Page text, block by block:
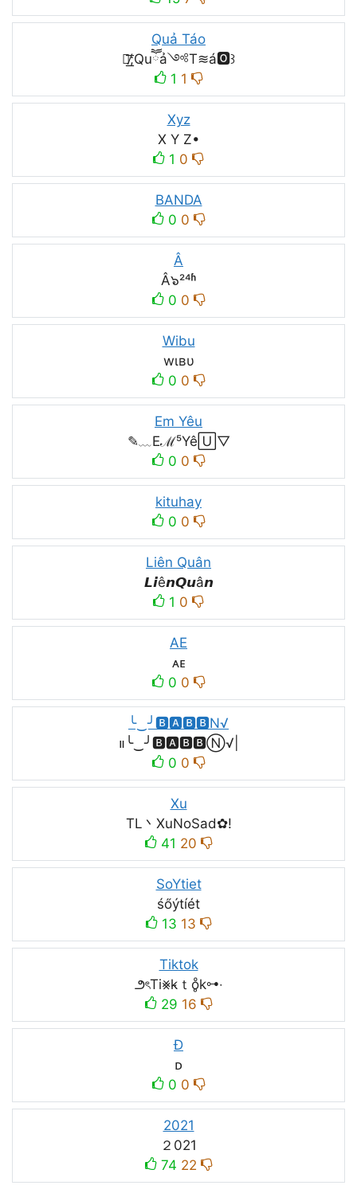
Quả Táo
ᩚ̸͟͞;Quཽả༺T≋á🅾꒱
1 1
Xyz
X Y Z•
1 0
BANDA
0 0
Â
Â๖²⁴ʱ
0 0
Wibu
wιвυ
0 0
Em Yêu
✎﹏Eℳ⁵Yê🅄▽
0 0
kituhay
0 0
Liên Quân
𝙇𝙞ê𝙣𝙌𝙪â𝙣
1 0
AE
ᴀᴇ
0 0
╰‿╯🅱🅰🅱🅱N√
။‌‌‌‌‌╰‿╯🅱🅰🅱🅱Ⓝ√|
0 0
Xu
TL丶XuNoSad✿!
41 20
SoYtiet
śőýtíét
13 13
Tiktok
౨ৎTi⨳k̴ｔo̥ͦk⊶‧
29 16
Đ
ᴅ
0 0
2021
２021
74 22